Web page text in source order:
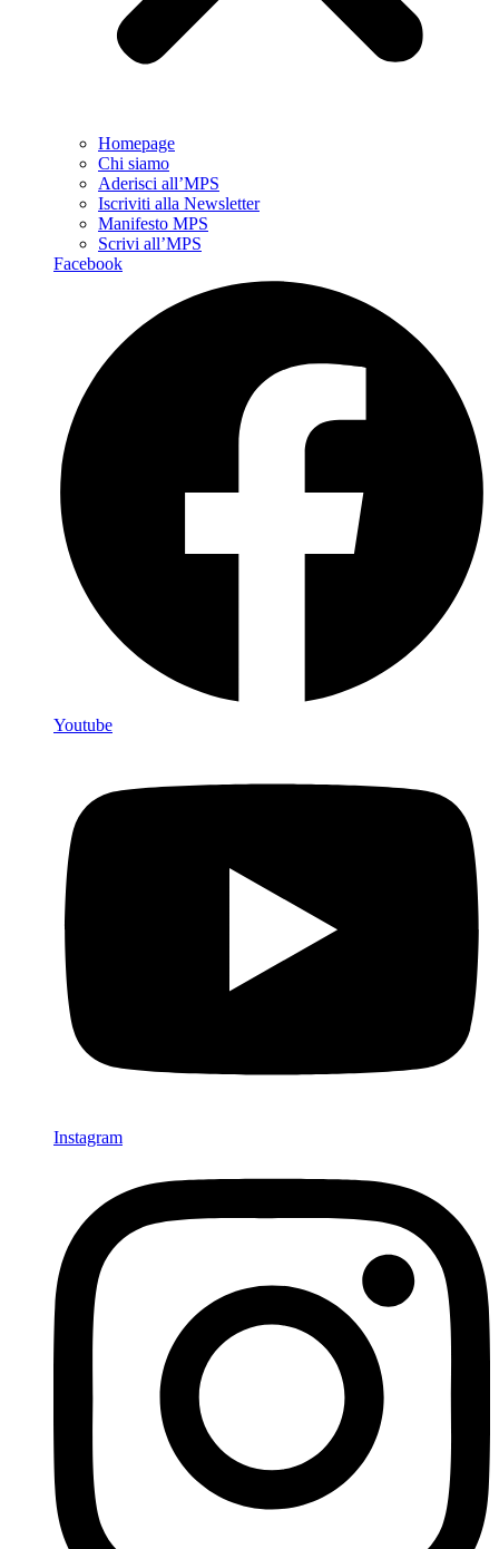
Homepage
Chi siamo
Aderisci all’MPS
Iscriviti alla Newsletter
Manifesto MPS
Scrivi all’MPS
Facebook
Youtube
Instagram